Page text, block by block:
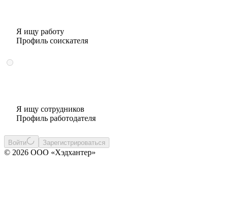
Я ищу работу
Профиль соискателя
Я ищу сотрудников
Профиль работодателя
Войти Зарегистрироваться
© 2026 ООО «Хэдхантер»